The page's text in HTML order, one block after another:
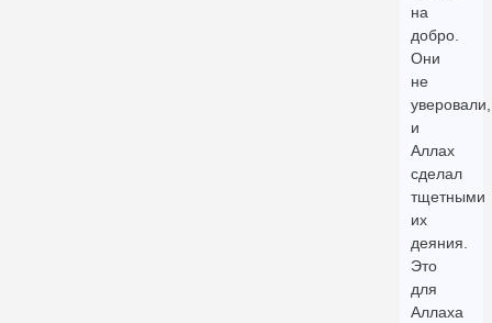
на
добро.
Они
не
уверовали,
и
Аллах
сделал
тщетными
их
деяния.
Это
для
Аллаха